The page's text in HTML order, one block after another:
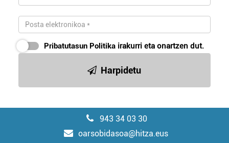
Pribatutasun Politika irakurri eta onartzen dut.
Harpidetu
943 34 03 30
oarsobidasoa@hitza.eus